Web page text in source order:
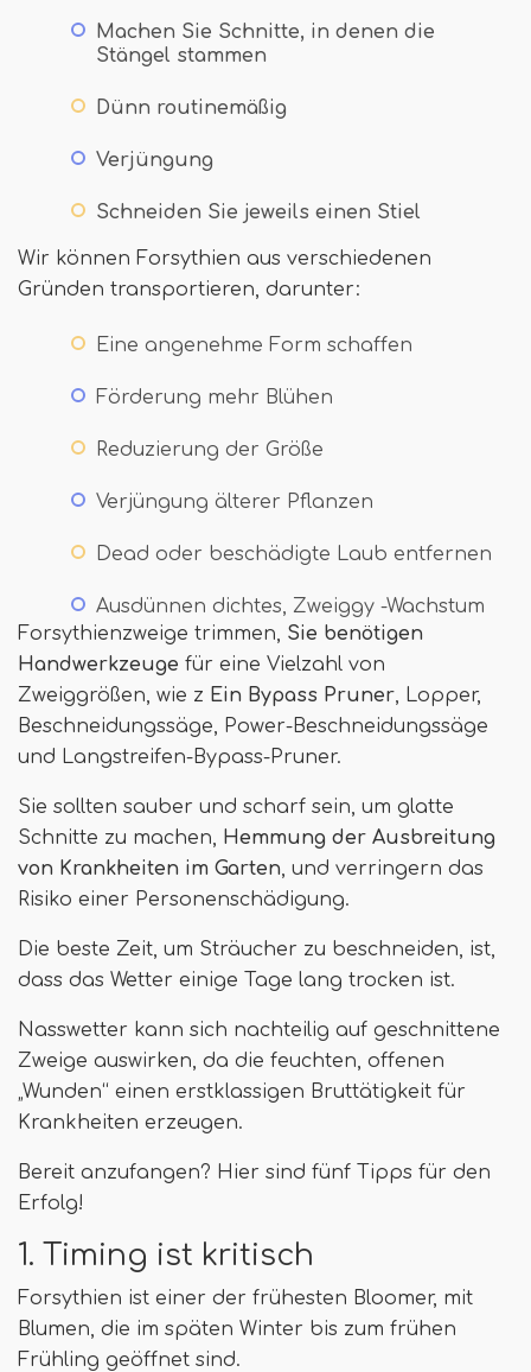
Machen Sie Schnitte, in denen die
Stängel stammen
Dünn routinemäßig
Verjüngung
Schneiden Sie jeweils einen Stiel
Wir können Forsythien aus verschiedenen
Gründen transportieren, darunter:
Eine angenehme Form schaffen
Förderung mehr Blühen
Reduzierung der Größe
Verjüngung älterer Pflanzen
Dead oder beschädigte Laub entfernen
Ausdünnen dichtes, Zweiggy -Wachstum
Forsythienzweige trimmen, Sie benötigen
Handwerkzeuge für eine Vielzahl von
Zweiggrößen, wie z Ein Bypass Pruner, Lopper,
Beschneidungssäge, Power-Beschneidungssäge
und Langstreifen-Bypass-Pruner.
Sie sollten sauber und scharf sein, um glatte
Schnitte zu machen, Hemmung der Ausbreitung
von Krankheiten im Garten, und verringern das
Risiko einer Personenschädigung.
Die beste Zeit, um Sträucher zu beschneiden, ist,
dass das Wetter einige Tage lang trocken ist.
Nasswetter kann sich nachteilig auf geschnittene
Zweige auswirken, da die feuchten, offenen
„Wunden“ einen erstklassigen Bruttätigkeit für
Krankheiten erzeugen.
Bereit anzufangen? Hier sind fünf Tipps für den
Erfolg!
1. Timing ist kritisch
Forsythien ist einer der frühesten Bloomer, mit
Blumen, die im späten Winter bis zum frühen
Frühling geöffnet sind.